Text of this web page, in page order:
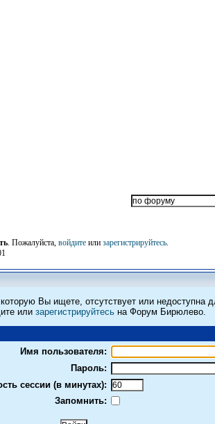
. Пожалуйста, войдите или зарегистрируйтесь.
Вы ищете, отсутствует или недоступна
или зарегистрируйтесь на Форум Бирюлево.
Имя пользователя:
Пароль:
сессии (в минутах):
Запомнить: